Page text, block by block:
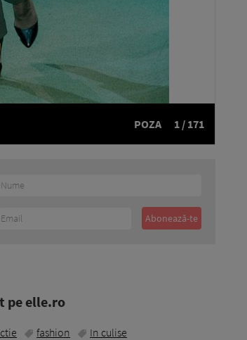
POZA 1 / 171
pe elle.ro
fashion
In culise